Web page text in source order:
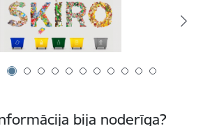
bija noderīga?